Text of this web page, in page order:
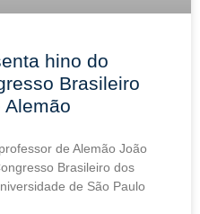
hino do
Brasileiro
de Alemão João
Brasileiro dos
de São Paulo